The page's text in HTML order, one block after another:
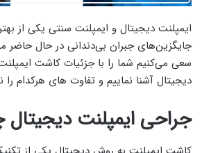
ایمپلنت دیجیتال و ایمپلنت سنتی یکی از
جایگزین‌های جبران بی‌دندانی در حال حاضر
سعی می‌کنیم شما را با جزئیات کاشت
دیجیتال آشنا نماییم و تفاوت های هرکدام را
جراحی ایمپلنت